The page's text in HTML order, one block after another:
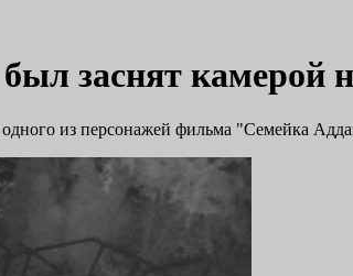
заснят камерой
из персонажей фильма "Семейка